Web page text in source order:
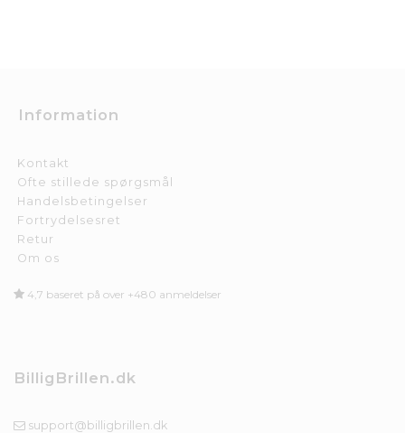
Information
Kontakt
Ofte stillede spørgsmål
Handelsbetingelser
Fortrydelsesret
Retur
Om os
4,7 baseret på over +480 anmeldelser
BilligBrillen.dk
support@billigbrillen.dk